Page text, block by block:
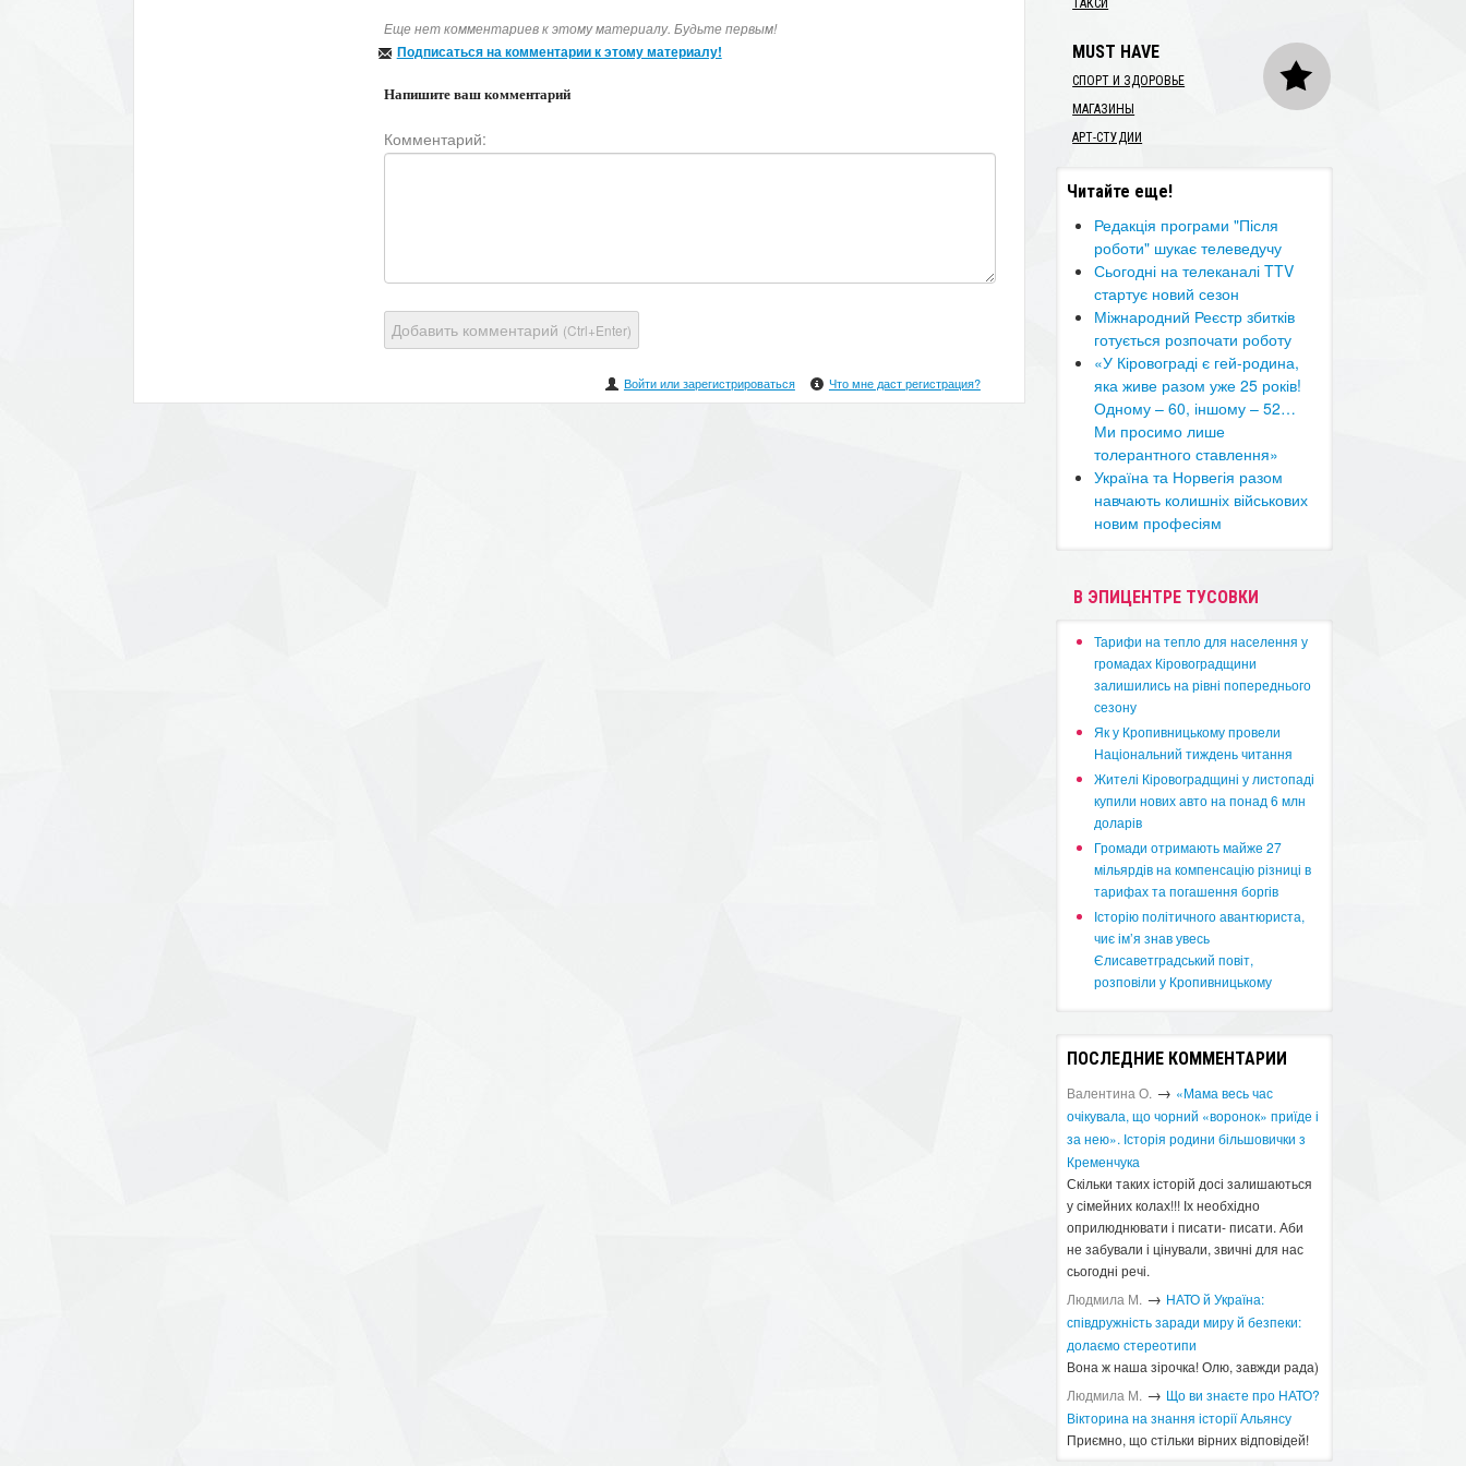
Еще нет комментариев к этому материалу. Будьте первым!
Подписаться на комментарии к этому материалу!
Напишите ваш комментарий
Комментарий:
Добавить комментарий (Ctrl+Enter)
Войти или зарегистрироваться Что мне даст регистрация?
ТАКСИ
MUST HAVE
СПОРТ И ЗДОРОВЬЕ
МАГАЗИНЫ
АРТ-СТУДИИ
Читайте еще!
Редакція програми "Після
роботи" шукає телеведучу
Сьогодні на телеканалі TTV
стартує новий сезон
​Міжнародний Реєстр збитків
готується розпочати роботу
«У Кіровограді є гей-родина,
яка живе разом уже 25 років!
Одному – 60, іншому – 52…
Ми просимо лише
толерантного ставлення»
Україна та Норвегія разом
навчають колишніх військових
новим професіям
В ЭПИЦЕНТРЕ ТУСОВКИ
​Тарифи на тепло для населення у
громадах Кіровоградщини
залишились на рівні попереднього
сезону
​Як у Кропивницькому провели
Національний тиждень читання
​Жителі Кіровоградщині у листопаді
купили нових авто на понад 6 млн
доларів
​Громади отримають майже 27
мільярдів на компенсацію різниці в
тарифах та погашення боргів
Історію політичного авантюриста,
чиє ім’я знав увесь
Єлисаветградський повіт,
розповіли у Кропивницькому
ПОСЛЕДНИЕ КОММЕНТАРИИ
Валентина О. → «Мама весь час
очікувала, що чорний «воронок» приїде і
за нею». Історія родини більшовички з
Кременчука
Скільки таких історій досі залишаються
у сімейних колах!!! Іх необхідно
оприлюднювати і писати- писати. Аби
не забували і цінували, звичні для нас
сьогодні речі.
Людмила М. → ​НАТО й Україна:
співдружність заради миру й безпеки:
долаємо стереотипи
Вона ж наша зірочка! Олю, завжди рада)
Людмила М. → Що ви знаєте про НАТО?
Вікторина на знання історії Альянсу ​
Приємно, що стільки вірних відповідей!